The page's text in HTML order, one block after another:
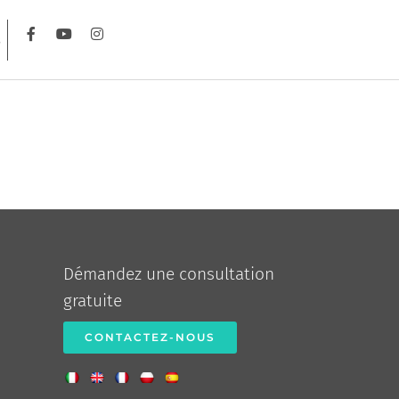
Démandez une consultation
gratuite
CONTACTEZ-NOUS